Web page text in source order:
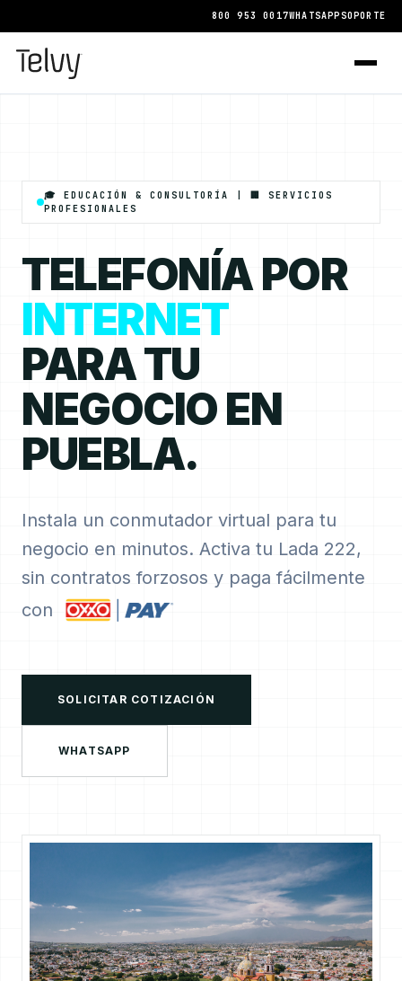
800 953 0017WHATSAPPSOPORTE
🎓 EDUCACIÓN & CONSULTORÍA | 🏢 SERVICIOS
PROFESIONALES
TELEFONÍA POR
INTERNET
PARA TU
NEGOCIO EN
PUEBLA.
Instala un conmutador virtual para tu
negocio en minutos. Activa tu Lada 222,
sin contratos forzosos y paga fácilmente
con
SOLICITAR COTIZACIÓN
WHATSAPP